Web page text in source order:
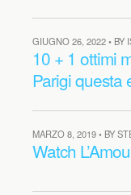
GIUGNO 26, 2022 • BY
10 + 1 ottimi
Parigi questa
MARZO 8, 2019 • BY
Watch